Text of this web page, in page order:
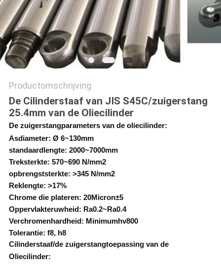
Productomschrijving
De Cilinderstaaf van JIS S45C/zuigerstang
25.4mm van de Oliecilinder
De zuigerstangparameters van de oliecilinder:
Asdiameter: Ø 6~130mm
standaardlengte: 2000~7000mm
Treksterkte: 570~690 N/mm2
opbrengststerkte: >345 N/mm2
Reklengte: >17%
Chrome die plateren: 20Micron±5
Oppervlakteruwheid: Ra0.2~Ra0.4
Verchromenhardheid: Minimumhv800
Tolerantie: f8, h8
Cilinderstaaf/de zuigerstangtoepassing van de
Oliecilinder: